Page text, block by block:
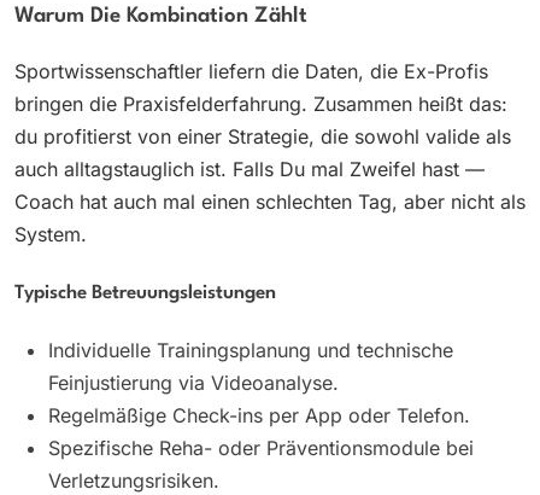
Warum Die Kombination Zählt
Sportwissenschaftler liefern die Daten, die Ex-Profis
bringen die Praxisfelderfahrung. Zusammen heißt das:
du profitierst von einer Strategie, die sowohl valide als
auch alltagstauglich ist. Falls Du mal Zweifel hast —
Coach hat auch mal einen schlechten Tag, aber nicht als
System.
Typische Betreuungsleistungen
Individuelle Trainingsplanung und technische
Feinjustierung via Videoanalyse.
Regelmäßige Check-ins per App oder Telefon.
Spezifische Reha- oder Präventionsmodule bei
Verletzungsrisiken.